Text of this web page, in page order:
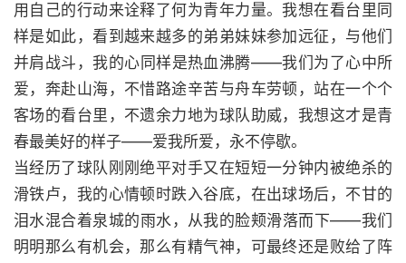
用自己的行动来诠释了何为青年力量。我想在看台里同
样是如此，看到越来越多的弟弟妹妹参加远征，与他们
并肩战斗，我的心同样是热血沸腾——我们为了心中所
爱，奔赴山海，不惜路途辛苦与舟车劳顿，站在一个个
客场的看台里，不遗余力地为球队助威，我想这才是青
春最美好的样子——爱我所爱，永不停歇。
当经历了球队刚刚绝平对手又在短短一分钟内被绝杀的
滑铁卢，我的心情顿时跌入谷底，在出球场后，不甘的
泪水混合着泉城的雨水，从我的脸颊滑落而下——我们
明明那么有机会，那么有精气神，可最终还是败给了阵